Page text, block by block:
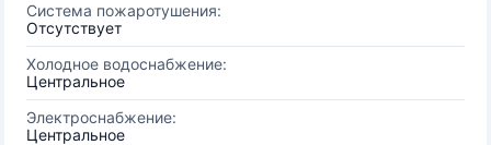
Система пожаротушения:
Отсутствует
Холодное водоснабжение:
Центральное
Электроснабжение:
Центральное